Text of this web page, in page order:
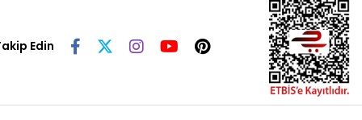
Edin